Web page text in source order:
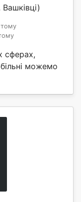
сферах,
можемо